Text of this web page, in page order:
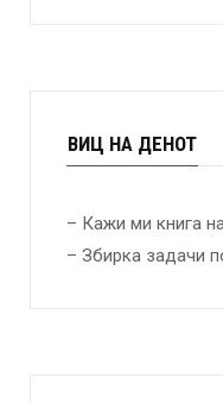
ВИЦ НА ДЕНОТ
– Кажи ми книга
– Збирка задачи